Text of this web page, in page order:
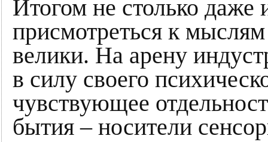
Итогом не столько даже
присмотреться к
велики. На арену
в силу своего
чувствующее
бытия – носители